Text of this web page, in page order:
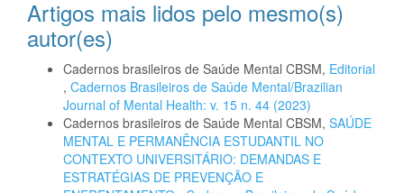
Artigos mais lidos pelo mesmo(s)
autor(es)
Cadernos brasileiros de Saúde Mental CBSM, Editorial
, Cadernos Brasileiros de Saúde Mental/Brazilian
Journal of Mental Health: v. 15 n. 44 (2023)
Cadernos brasileiros de Saúde Mental CBSM, SAÚDE
MENTAL E PERMANÊNCIA ESTUDANTIL NO
CONTEXTO UNIVERSITÁRIO: DEMANDAS E
ESTRATÉGIAS DE PREVENÇÃO E